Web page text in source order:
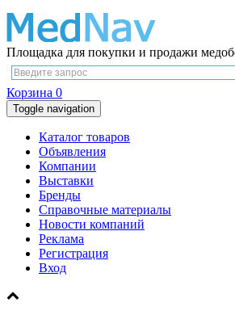
Площадка для покупки и продажи
Корзина 0
Toggle navigation
Каталог товаров
Объявления
Компании
Выставки
Бренды
Справочные материалы
Новости компаний
Реклама
Регистрация
Вход